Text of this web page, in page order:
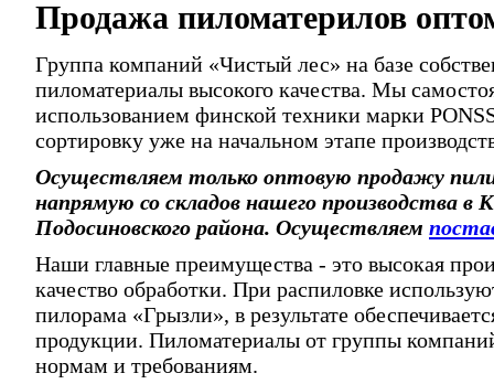
Продажа пиломатерилов
Группа компаний «Чистый лес» на базе
пиломатериалы высокого качества. Мы
использованием финской техники марки
сортировку уже на начальном этапе
Осуществляем только оптовую продажу
напрямую со складов нашего производства в
Подосиновского района. Осуществляем
Наши главные преимущества - это высокая
качество обработки. При распиловке
пилорама «Грызли», в результате
продукции. Пиломатериалы от группы
нормам и требованиям.